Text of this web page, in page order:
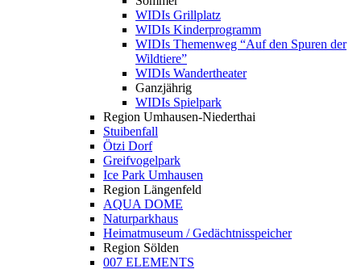
WIDIs Grillplatz
WIDIs Kinderprogramm
WIDIs Themenweg “Auf den Spuren der
Wildtiere”
WIDIs Wandertheater
Ganzjährig
WIDIs Spielpark
Region Umhausen-Niederthai
Stuibenfall
Ötzi Dorf
Greifvogelpark
Ice Park Umhausen
Region Längenfeld
AQUA DOME
Naturparkhaus
Heimatmuseum / Gedächtnisspeicher
Region Sölden
007 ELEMENTS